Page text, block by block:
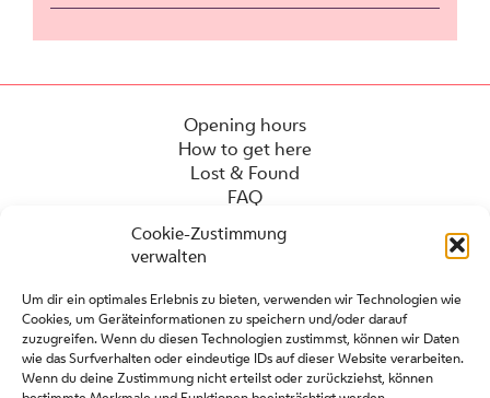
Cookie-Zustimmung
verwalten
Um dir ein optimales Erlebnis zu bieten, verwenden wir Technologien wie
Cookies, um Geräteinformationen zu speichern und/oder darauf
zuzugreifen. Wenn du diesen Technologien zustimmst, können wir Daten
wie das Surfverhalten oder eindeutige IDs auf dieser Website verarbeiten.
Wenn du deine Zustimmung nicht erteilst oder zurückziehst, können
Opening hours
How to get here
Lost & Found
FAQ